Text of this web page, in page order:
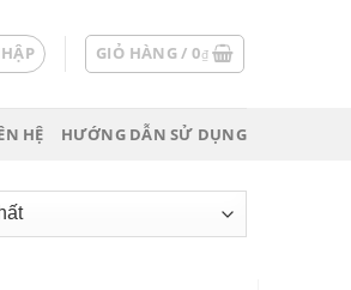
GIỎ HÀNG /0₫
HỆ HƯỚNG DẪN SỬ DỤNG